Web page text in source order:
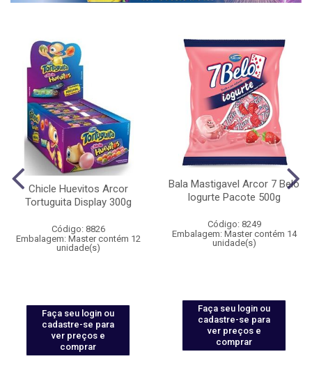
Chicle Huevitos Arcor
Tortuguita Display 300g
Código: 8826
Embalagem: Master contém 12
unidade(s)
Faça seu login ou
cadastre-se para
ver preços e
comprar
Bala Mastigavel Arcor 7 Belo
Iogurte Pacote 500g
Código: 8249
Embalagem: Master contém 14
unidade(s)
Faça seu login ou
cadastre-se para
ver preços e
comprar